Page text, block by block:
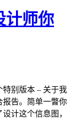
计师你
别版本 – 关于我
报告。简单一瞥你
计这个信息图，